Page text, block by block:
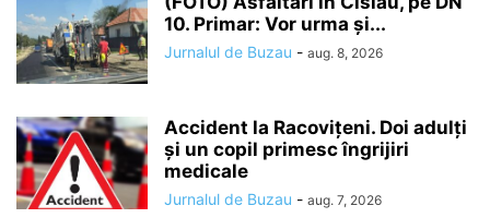
10. Primar: Vor urma și...
Jurnalul de Buzau - aug. 8, 2026
Accident la Racovițeni. Doi adulți
și un copil primesc îngrijiri
medicale
Jurnalul de Buzau - aug. 7, 2026